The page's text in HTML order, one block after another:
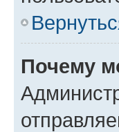
Почему